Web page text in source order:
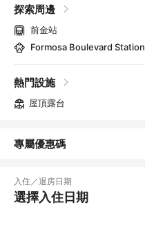
探索周邊
前金站
Formosa Boulevard Station
熱門設施
屋頂露台
專屬優惠碼
入住／退房日期
選擇入住日期